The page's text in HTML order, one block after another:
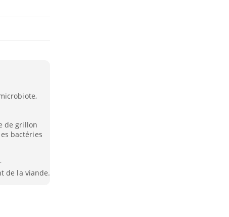
de grillon
bactéries
de la viande.